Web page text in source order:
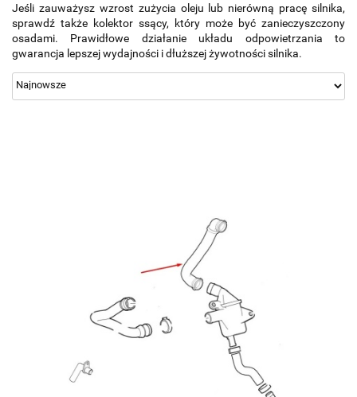
Jeśli zauważysz wzrost zużycia oleju lub nierówną pracę silnika,
sprawdź także kolektor ssący, który może być zanieczyszczony
osadami. Prawidłowe działanie układu odpowietrzania to
gwarancja lepszej wydajności i dłuższej żywotności silnika.